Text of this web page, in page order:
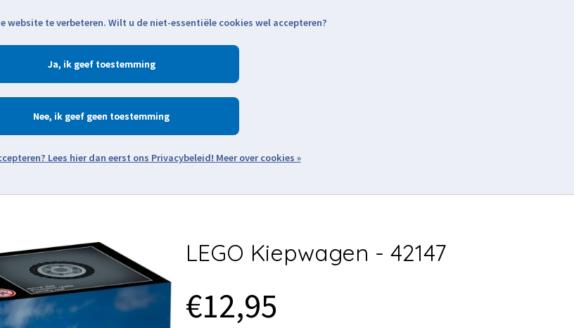
Zoeken
LEGO Kiepwagen - 42147
€12,95
website te verbeteren. Wilt u de niet-essentiële cookies wel accepteren?
Ja
Nee
Meer over cookies »